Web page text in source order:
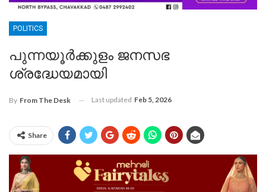
POLITICS
പുന്നയൂർക്കുളം ജനസഭ
ശ്രദ്ധേയമായി
By From The Desk Last updated Feb 5, 2026
Share